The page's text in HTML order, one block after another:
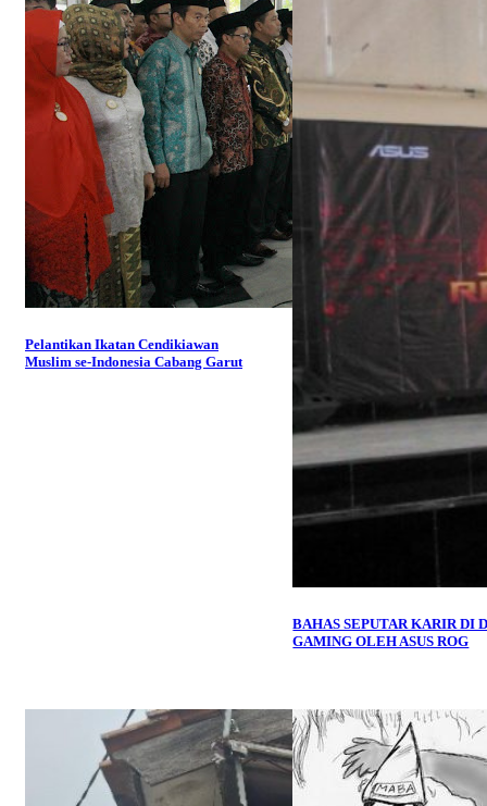
Pelantikan Ikatan Cendikiawan
Muslim se-Indonesia Cabang Garut
BAHAS SEPUTAR KARIR DI
GAMING OLEH ASUS ROG